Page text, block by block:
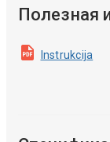
Полезная
Instrukcija